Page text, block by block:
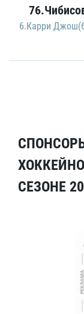
6.Карри
СЕЗОНЕ